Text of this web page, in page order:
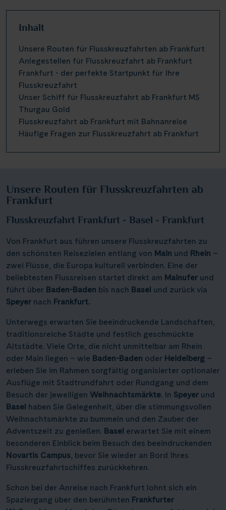
Inhalt
Unsere Routen für Flusskreuzfahrten ab Frankfurt
Anlegestellen für Flusskreuzfahrt ab Frankfurt
Frankfurt - der perfekte Startpunkt für Ihre
Flusskreuzfahrt
Unser Schiff für Flusskreuzfahrt ab Frankfurt MS
Thurgau Gold
Flusskreuzfahrt ab Frankfurt mit Bahnanreise
Häufige Fragen zur Flusskreuzfahrt ab Frankfurt
Unsere Routen für Flusskreuzfahrten ab
Frankfurt
Flusskreuzfahrt Frankfurt - Basel - Frankfurt
Von Frankfurt aus führen unsere Flusskreuzfahrten zu
den schönsten Reisezielen entlang von Main und Rhein –
zwei Flüsse, die Europa kulturell verbinden. Eine der
beliebtesten Flussreisen startet direkt am Mainufer und
führt über Baden-Baden bis nach Basel und zurück via
Speyer nach Frankfurt.
Unterwegs erwarten Sie beeindruckende Landschaften,
traditionsreiche Städte und festlich geschmückte
Altstädte. Viele Orte, die nicht unmittelbar am Rhein
oder Main liegen – wie Baden-Baden oder Heidelberg –
erleben Sie im Rahmen sorgfältig organisierter optionaler
Ausflüge mit Stadtrundfahrt oder Rundgang und dem
Besuch der jeweiligen Weihnachtsmärkte. In Speyer und
Basel haben Sie Gelegenheit, über die stimmungsvollen
Weihnachtsmärkte zu bummeln und den Zauber der
Adventszeit zu genießen. Basel erwartet Sie mit einem
besonderen Einblick beim Besuch des beeindruckenden
Novartis Campus , bevor Sie wieder an Bord Ihres
Flusskreuzfahrtschiffes zurückkehren.
Schon bei der Anreise nach Frankfurt lohnt sich ein
Spaziergang über den berühmten Frankfurter